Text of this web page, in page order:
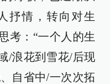
抒情，转向对生
考：“一个人的生
/浪花到雪花/后现
自省中/一次次拓